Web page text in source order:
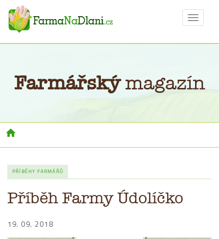
Toggle
Farmářskýmagazín
PŘÍBĚHY FARMÁŘŮ
Příběh Farmy Údolíčko
19. 09. 2018